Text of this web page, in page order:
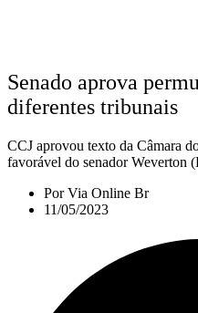
Senado aprova
diferentes tribunais
CCJ aprovou texto da Câmara
favorável do senador Weverton
PorVia Online Br
11/05/2023